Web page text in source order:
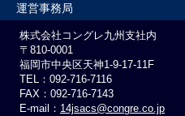
運営事務局
株式会社コングレ九州支社内
〒810-0001
福岡市中央区天神1-9-17-11F
TEL：092-716-7116
FAX：092-716-7143
E-mail： 14jsacs@congre.co.jp